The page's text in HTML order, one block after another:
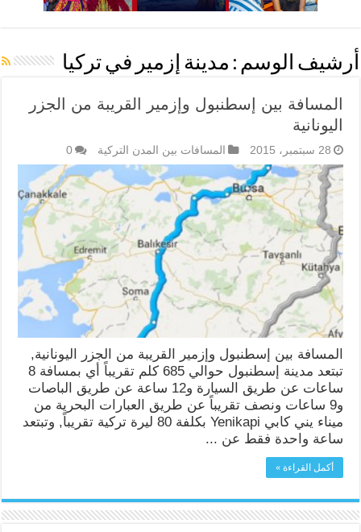
أرشيف الوسم : مدينة إزمير في تركيا
المسافة بين إسطنبول وإزمير القريبة من الجزر
اليونانية
28 سبتمبر، 2015 المسافات بين المدن التركية 0
المسافة بين إسطنبول وإزمير القريبة من الجزر اليونانية,
تبتعد مدينة إسطنبول حوالي 685 كلم تقريباً أي بمسافة 8
ساعات عن طريق السيارة و12 ساعة عن طريق الباصات
و9 ساعات ونصف تقريباً عن طريق العبارات البحرية من
ميناء يني كابي Yenikapi بكلفة 80 ليرة تركية تقريباً, وتبتعد
ساعة واحدة فقط عن ...
أكمل القراءة »